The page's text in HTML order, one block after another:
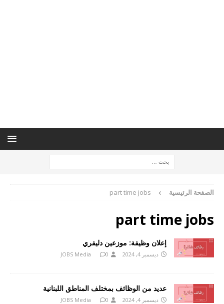
الصفحة الرئيسية part time jobs
part time jobs
إعلان وظيفة: موزعين دليفري
ديسمبر 4, 2024 JOBS Media 0
عديد من الوظائف بمختلف المناطق اللبنانية
ديسمبر 4, 2024 JOBS Media 0